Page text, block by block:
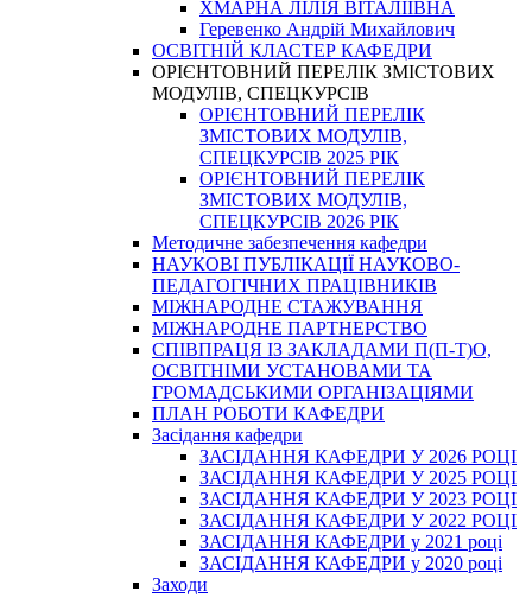
ХМАРНА ЛІЛІЯ ВІТАЛІЇВНА
Геревенко Андрій Михайлович
ОСВІТНІЙ КЛАСТЕР КАФЕДРИ
ОРІЄНТОВНИЙ ПЕРЕЛІК ЗМІСТОВИХ
МОДУЛІВ, СПЕЦКУРСІВ
ОРІЄНТОВНИЙ ПЕРЕЛІК
ЗМІСТОВИХ МОДУЛІВ,
СПЕЦКУРСІВ 2025 РІК
ОРІЄНТОВНИЙ ПЕРЕЛІК
ЗМІСТОВИХ МОДУЛІВ,
СПЕЦКУРСІВ 2026 РІК
Методичне забезпечення кафедри
НАУКОВІ ПУБЛІКАЦІЇ НАУКОВО-
ПЕДАГОГІЧНИХ ПРАЦІВНИКІВ
МІЖНАРОДНЕ СТАЖУВАННЯ
МІЖНАРОДНЕ ПАРТНЕРСТВО
СПІВПРАЦЯ ІЗ ЗАКЛАДАМИ П(П-Т)О,
ОСВІТНІМИ УСТАНОВАМИ ТА
ГРОМАДСЬКИМИ ОРГАНІЗАЦІЯМИ
ПЛАН РОБОТИ КАФЕДРИ
Засідання кафедри
ЗАСІДАННЯ КАФЕДРИ У 2026 РОЦІ
ЗАСІДАННЯ КАФЕДРИ У 2025 РОЦІ
ЗАСІДАННЯ КАФЕДРИ У 2023 РОЦІ
ЗАСІДАННЯ КАФЕДРИ У 2022 РОЦІ
ЗАСІДАННЯ КАФЕДРИ у 2021 році
ЗАСІДАННЯ КАФЕДРИ у 2020 році
Заходи